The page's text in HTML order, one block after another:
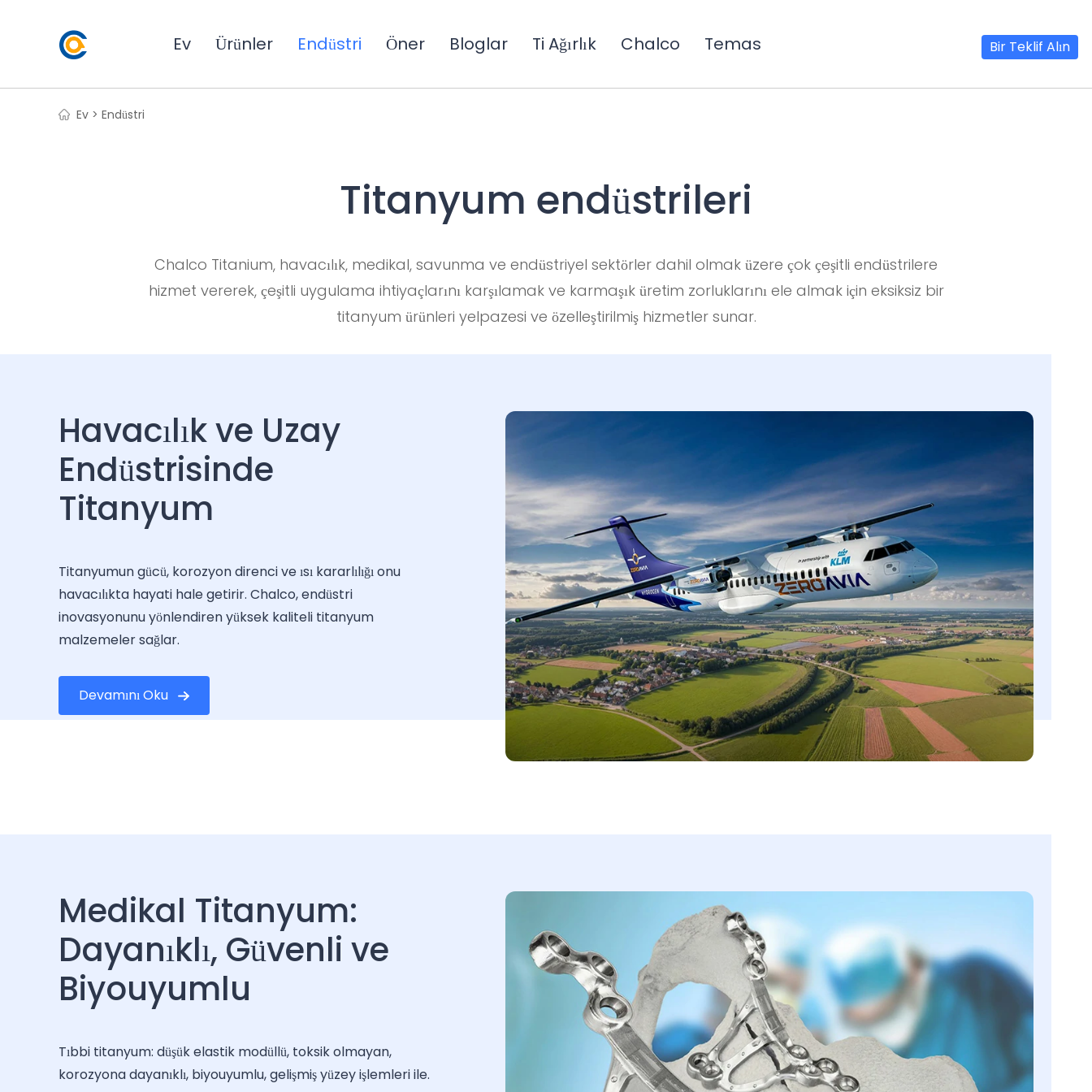
Ev Ürünler Endüstri Öner Bloglar Ti Ağırlık Chalco Temas Bir Teklif Alın
Ev > Endüstri
Titanyum endüstrileri
Chalco Titanium, havacılık, medikal, savunma ve endüstriyel sektörler dahil olmak üzere çok çeşitli endüstrilere
hizmet vererek, çeşitli uygulama ihtiyaçlarını karşılamak ve karmaşık üretim zorluklarını ele almak için eksiksiz bir
titanyum ürünleri yelpazesi ve özelleştirilmiş hizmetler sunar.
Havacılık ve Uzay
Endüstrisinde
Titanyum
Titanyumun gücü, korozyon direnci ve ısı kararlılığı onu
havacılıkta hayati hale getirir. Chalco, endüstri
inovasyonunu yönlendiren yüksek kaliteli titanyum
malzemeler sağlar.
Devamını Oku
Medikal Titanyum:
Dayanıklı, Güvenli ve
Biyouyumlu
Tıbbi titanyum: düşük elastik modüllü, toksik olmayan,
korozyona dayanıklı, biyouyumlu, gelişmiş yüzey işlemleri ile.